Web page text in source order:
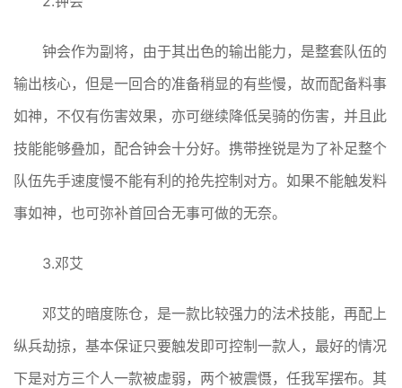
钟会作为副将，由于其出色的输出能力，是整套队伍的
输出核心，但是一回合的准备稍显的有些慢，故而配备料事
如神，不仅有伤害效果，亦可继续降低吴骑的伤害，并且此
技能能够叠加，配合钟会十分好。携带挫锐是为了补足整个
队伍先手速度慢不能有利的抢先控制对方。如果不能触发料
事如神，也可弥补首回合无事可做的无奈。
3.邓艾
邓艾的暗度陈仓，是一款比较强力的法术技能，再配上
纵兵劫掠，基本保证只要触发即可控制一款人，最好的情况
下是对方三个人一款被虚弱，两个被震慑，任我军摆布。其